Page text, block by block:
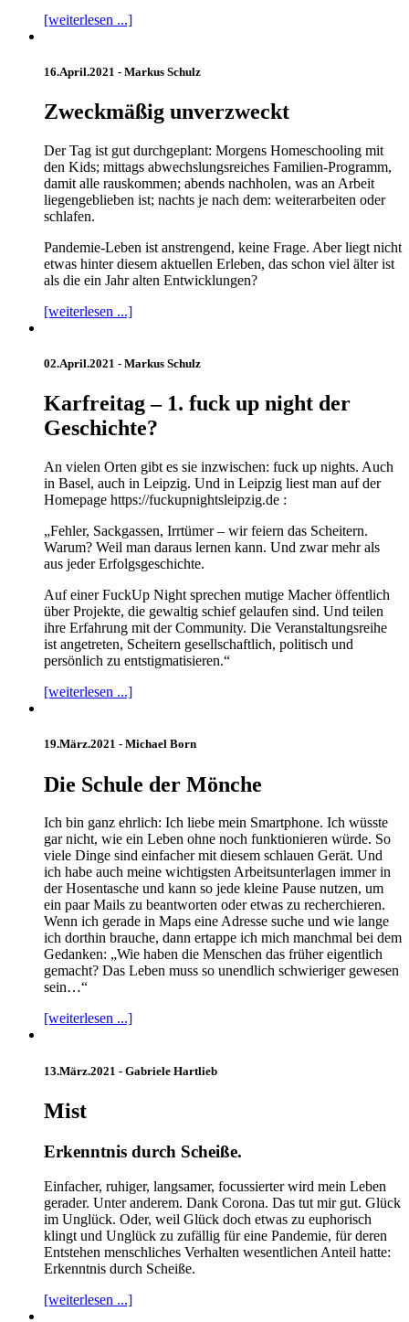
[weiterlesen ...]
16.April.2021 - Markus Schulz
Zweckmäßig unverzweckt
Der Tag ist gut durchgeplant: Morgens Homeschooling mit
den Kids; mittags abwechslungsreiches Familien-Programm,
damit alle rauskommen; abends nachholen, was an Arbeit
liegengeblieben ist; nachts je nach dem: weiterarbeiten oder
schlafen.
Pandemie-Leben ist anstrengend, keine Frage. Aber liegt nicht
etwas hinter diesem aktuellen Erleben, das schon viel älter ist
als die ein Jahr alten Entwicklungen?
[weiterlesen ...]
02.April.2021 - Markus Schulz
Karfreitag – 1. fuck up night der
Geschichte?
An vielen Orten gibt es sie inzwischen: fuck up nights. Auch
in Basel, auch in Leipzig. Und in Leipzig liest man auf der
Homepage https://fuckupnightsleipzig.de :
„Fehler, Sackgassen, Irrtümer – wir feiern das Scheitern.
Warum? Weil man daraus lernen kann. Und zwar mehr als
aus jeder Erfolgsgeschichte.
Auf einer FuckUp Night sprechen mutige Macher öffentlich
über Projekte, die gewaltig schief gelaufen sind. Und teilen
ihre Erfahrung mit der Community. Die Veranstaltungsreihe
ist angetreten, Scheitern gesellschaftlich, politisch und
persönlich zu entstigmatisieren.“
[weiterlesen ...]
19.März.2021 - Michael Born
Die Schule der Mönche
Ich bin ganz ehrlich: Ich liebe mein Smartphone. Ich wüsste
gar nicht, wie ein Leben ohne noch funktionieren würde. So
viele Dinge sind einfacher mit diesem schlauen Gerät. Und
ich habe auch meine wichtigsten Arbeitsunterlagen immer in
der Hosentasche und kann so jede kleine Pause nutzen, um
ein paar Mails zu beantworten oder etwas zu recherchieren.
Wenn ich gerade in Maps eine Adresse suche und wie lange
ich dorthin brauche, dann ertappe ich mich manchmal bei dem
Gedanken: „Wie haben die Menschen das früher eigentlich
gemacht? Das Leben muss so unendlich schwieriger gewesen
sein…“
[weiterlesen ...]
13.März.2021 - Gabriele Hartlieb
Mist
Erkenntnis durch Scheiße.
Einfacher, ruhiger, langsamer, focussierter wird mein Leben
gerader. Unter anderem. Dank Corona. Das tut mir gut. Glück
im Unglück. Oder, weil Glück doch etwas zu euphorisch
klingt und Unglück zu zufällig für eine Pandemie, für deren
Entstehen menschliches Verhalten wesentlichen Anteil hatte:
Erkenntnis durch Scheiße.
[weiterlesen ...]